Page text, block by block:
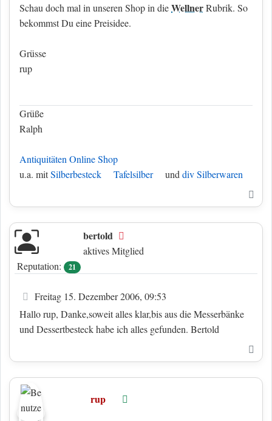
Schau doch mal in unseren Shop in dieWellnerRubrik. So
bekommst Du eine Preisidee.
Grüsse
rup
Grüße
Ralph
Antiquitäten Online Shop
u.a. mitSilberbesteck Tafelsilber und div Silberwaren
bertold
aktives Mitglied
Reputation:
21
Beitrag
Freitag 15. Dezember 2006, 09:53
Hallo rup, Danke,soweit alles klar,bis aus die Messerbänke
und Dessertbesteck habe ich alles gefunden. Bertold
rup